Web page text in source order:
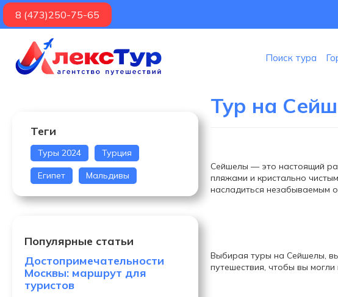
8 (473)250-75-65
Поиск тура
Теги
Туры 2024 Турция
Египет Мальдивы
Популярные статьи
Достопримечательности
Москвы: маршрут для
туристов
Тур на
Сейшелы — это настоящий
пляжами и кристально
насладиться незабываемым
Выбирая туры на Сейшелы,
путешествия, чтобы вы